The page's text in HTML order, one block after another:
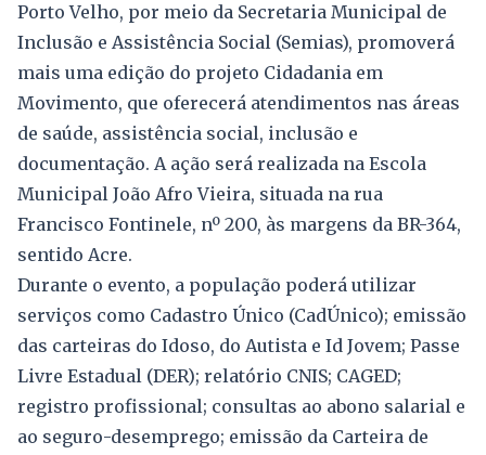
Porto Velho, por meio da Secretaria Municipal de
Inclusão e Assistência Social (Semias), promoverá
mais uma edição do projeto Cidadania em
Movimento, que oferecerá atendimentos nas áreas
de saúde, assistência social, inclusão e
documentação. A ação será realizada na Escola
Municipal João Afro Vieira, situada na rua
Francisco Fontinele, nº 200, às margens da BR-364,
sentido Acre.
Durante o evento, a população poderá utilizar
serviços como Cadastro Único (CadÚnico); emissão
das carteiras do Idoso, do Autista e Id Jovem; Passe
Livre Estadual (DER); relatório CNIS; CAGED;
registro profissional; consultas ao abono salarial e
ao seguro-desemprego; emissão da Carteira de